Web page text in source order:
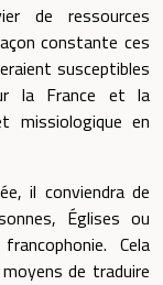
de ressources
constante ces
susceptibles
la France et la
missiologique en
il conviendra de
Églises ou
Cela
de traduire